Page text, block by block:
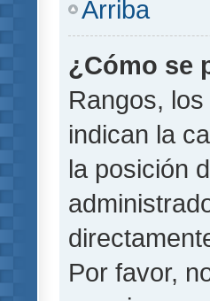
Arriba
¿Cómo se
Rangos,
indican la
la posición
Por favor,